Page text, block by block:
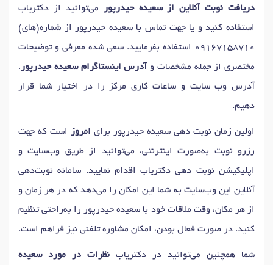
دریافت نوبت آنلاین از سعیده حیدرپور می‌توانید از دکتریاب
استفاده کنید و یا جهت تماس با سعیده حیدرپور از شماره(های)
09167158710 استفاده بفرمایید. سعی شده معرفی و توضیحات
مختصری از جمله مشخصات و آدرس اینستاگرام سعیده حیدرپور،
آدرس وب سایت و ساعات کاری مرکز را در اختیار شما قرار
دهیم.
اولین زمان نوبت دهی سعیده حیدرپور برای امروز است که جهت
رزرو نوبت به‌صورت اینترنتی، می‌توانید از طریق وب‌سایت و
اپلیکیشن نوبت دهی دکتریاب اقدام نمایید. سامانه نوبت‌دهی
آنلاین این وب‌سایت به شما این امکان را می‌دهد که در هر زمان و
از هر مکان، وقت ملاقات خود با سعیده حیدرپور را به‌راحتی تنظیم
کنید. در صورت فعال بودن، امکان مشاوره تلفنی نیز فراهم است.
شما همچنین می‌توانید در دکتریاب نظرات در مورد سعیده